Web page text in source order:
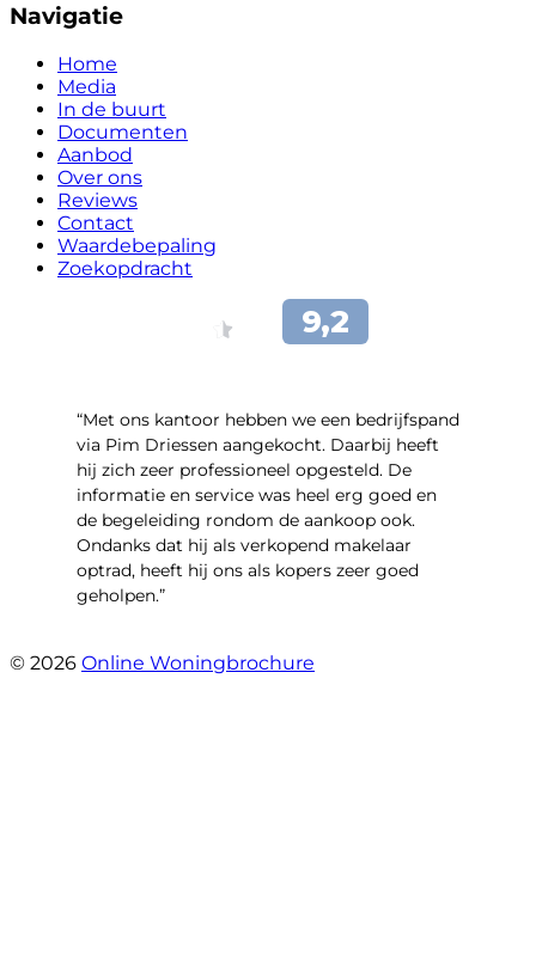
Navigatie
Home
Media
In de buurt
Documenten
Aanbod
Over ons
Reviews
Contact
Waardebepaling
Zoekopdracht
“Met ons kantoor hebben we een bedrijfspand
via Pim Driessen aangekocht. Daarbij heeft
hij zich zeer professioneel opgesteld. De
informatie en service was heel erg goed en
de begeleiding rondom de aankoop ook.
Ondanks dat hij als verkopend makelaar
optrad, heeft hij ons als kopers zeer goed
geholpen.”
© 2026 Online Woningbrochure